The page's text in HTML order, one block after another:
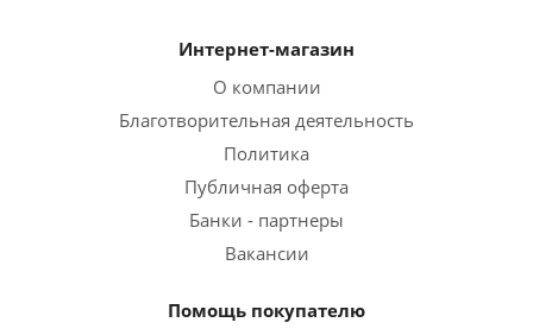
Интернет-магазин
О компании
Благотворительная деятельность
Политика
Публичная оферта
Банки - партнеры
Вакансии
Помощь покупателю